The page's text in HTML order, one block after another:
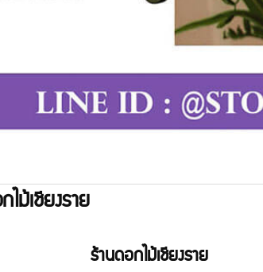
ม้เชียงราย
ร้านดอกไม้เชียงราย